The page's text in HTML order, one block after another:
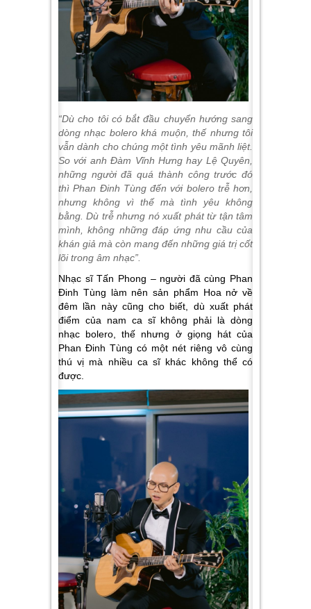
“Dù cho tôi có bắt đầu chuyển hướng sang
dòng nhạc bolero khá muộn, thế nhưng tôi
vẫn dành cho chúng một tình yêu mãnh liệt.
So với anh Đàm Vĩnh Hưng hay Lệ Quyên,
những người đã quá thành công trước đó
thì Phan Đinh Tùng đến với bolero trễ hơn,
nhưng không vì thế mà tình yêu không
bằng. Dù trễ nhưng nó xuất phát từ tận tâm
mình, không những đáp ứng nhu cầu của
khán giả mà còn mang đến những giá trị cốt
lõi trong âm nhạc”.
Nhạc sĩ Tấn Phong – người đã cùng Phan
Đinh Tùng làm nên sản phẩm Hoa nở về
đêm lần này cũng cho biết, dù xuất phát
điểm của nam ca sĩ không phải là dòng
nhạc bolero, thế nhưng ở giọng hát của
Phan Đinh Tùng có một nét riêng vô cùng
thú vị mà nhiều ca sĩ khác không thể có
được.